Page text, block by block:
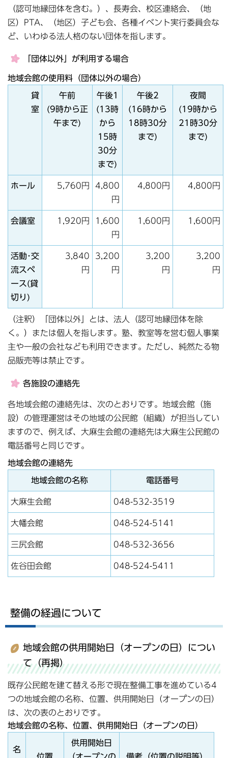
（認可地縁団体を含む。）、長寿会、校区連絡会、（地
区）PTA、（地区）子ども会、各種イベント実行委員会な
ど、いわゆる法人格のない団体を指します。
「団体以外」が利用する場合
地域会館の使用料（団体以外の場合）
貸
室
午前
(9時から正
午まで)
午後1
(13時
から
15時
30分
まで)
午後2
(16時から
18時30分
まで)
夜間
(19時から
21時30分
まで)
ホール 5,760円
4,800
円
4,800円 4,800円
会議室 1,920円
1,600
円
1,600円 1,600円
活動･交
流スペ
ース(貸
切り)
3,840
円
3,200
円
3,200
円
3,200
円
（注釈）「団体以外」とは、法人（認可地縁団体を除
く。）または個人を指します。塾、教室等を営む個人事業
主や一般の会社なども利用できます。ただし、純然たる物
品販売等は禁止です。
各施設の連絡先
各地域会館の連絡先は、次のとおりです。地域会館（施
設）の管理運営はその地域の公民館（組織）が担当してい
ますので、例えば、大麻生会館の連絡先は大麻生公民館の
電話番号と同じです。
地域会館の連絡先
地域会館の名称 電話番号
大麻生会館 048-532-3519
大幡会館 048-524-5141
三尻会館 048-532-3656
佐谷田会館 048-524-5411
整備の経過について
地域会館の供用開始日（オープンの日）につい
て（再掲）
既存公民館を建て替える形で現在整備工事を進めている4
つの地域会館の名称、位置、供用開始日（オープンの日）
は、次の表のとおりです。
地域会館の名称、位置、供用開始日（オープンの日）
名
供用開始日